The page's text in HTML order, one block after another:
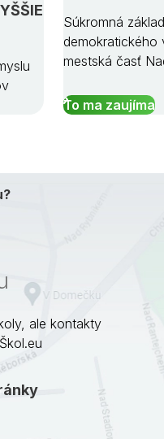
Súkromná
demokratického
mestská časť
To ma zaujíma
ale kontakty